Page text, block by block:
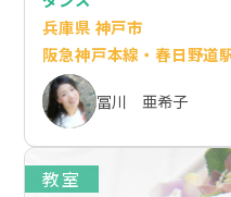
兵庫県 神戸市
阪急神戸本線・春日野道
冨川 亜希子
教室